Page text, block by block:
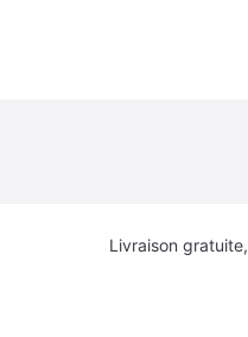
Livraison gratuite,